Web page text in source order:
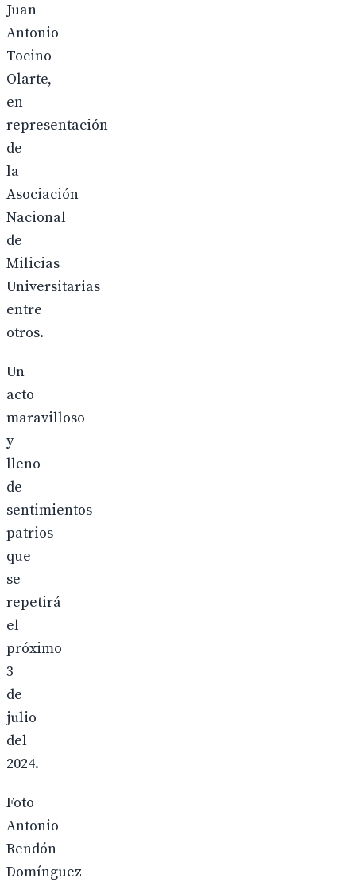
Juan
Antonio
Tocino
Olarte,
en
representación
de
la
Asociación
Nacional
de
Milicias
Universitarias
entre
otros.
Un
acto
maravilloso
y
lleno
de
sentimientos
patrios
que
se
repetirá
el
próximo
3
de
julio
del
2024.
Foto
Antonio
Rendón
Domínguez